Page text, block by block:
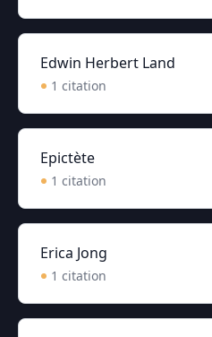
Edwin Herbert Land
1 citation
Epictète
1 citation
Erica Jong
1 citation